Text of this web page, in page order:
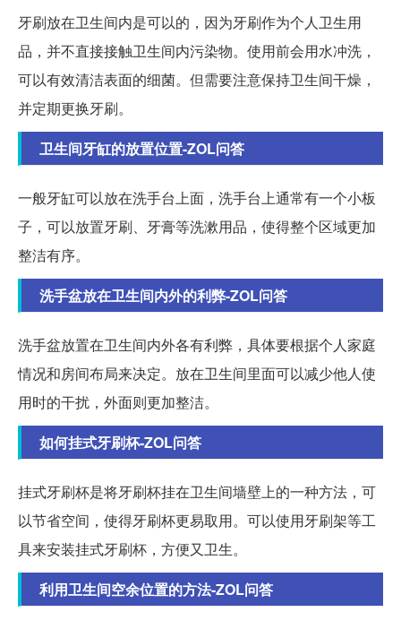
牙刷放在卫生间内是可以的，因为牙刷作为个人卫生用
品，并不直接接触卫生间内污染物。使用前会用水冲洗，
可以有效清洁表面的细菌。但需要注意保持卫生间干燥，
并定期更换牙刷。
卫生间牙缸的放置位置-ZOL问答
一般牙缸可以放在洗手台上面，洗手台上通常有一个小板
子，可以放置牙刷、牙膏等洗漱用品，使得整个区域更加
整洁有序。
洗手盆放在卫生间内外的利弊-ZOL问答
洗手盆放置在卫生间内外各有利弊，具体要根据个人家庭
情况和房间布局来决定。放在卫生间里面可以减少他人使
用时的干扰，外面则更加整洁。
如何挂式牙刷杯-ZOL问答
挂式牙刷杯是将牙刷杯挂在卫生间墙壁上的一种方法，可
以节省空间，使得牙刷杯更易取用。可以使用牙刷架等工
具来安装挂式牙刷杯，方便又卫生。
利用卫生间空余位置的方法-ZOL问答